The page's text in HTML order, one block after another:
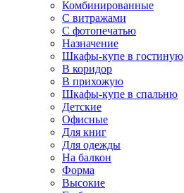
Комбинированные
С витражами
С фотопечатью
Назначение
Шкафы-купе в гостиную
В коридор
В прихожую
Шкафы-купе в спальню
Детские
Офисные
Для книг
Для одежды
На балкон
Форма
Высокие